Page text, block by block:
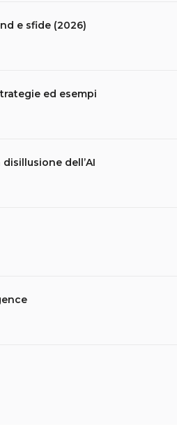
e sfide (2026)
ed esempi
dell’AI